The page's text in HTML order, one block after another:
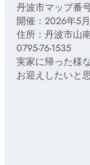
丹波市マップ番
開催：2026年5
住所：丹波市山
0795-76-1535
実家に帰った様
お迎えしたいと